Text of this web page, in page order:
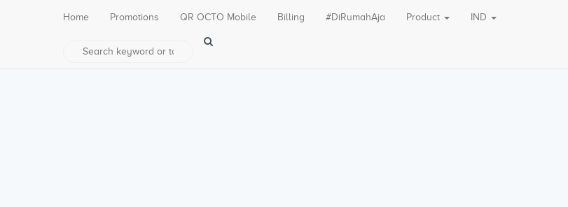
Home Promotions QR OCTO Mobile Billing #DiRumahAja Product IND